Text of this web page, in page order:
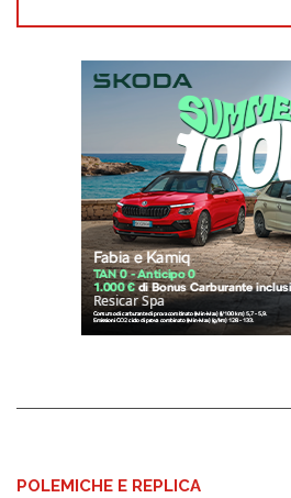
POLEMICHE E REPLICA